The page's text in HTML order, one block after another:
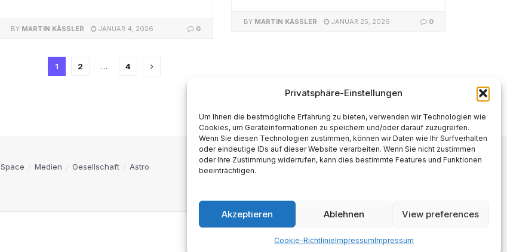
Privatsphäre-Einstellungen
Um Ihnen die bestmögliche Erfahrung zu bieten, verwenden wir Technologien wie
Cookies, um Geräteinformationen zu speichern und/oder darauf zuzugreifen.
Wenn Sie diesen Technologien zustimmen, können wir Daten wie Ihr Surfverhalten
oder eindeutige IDs auf dieser Website verarbeiten. Wenn Sie nicht zustimmen
oder Ihre Zustimmung widerrufen, kann dies bestimmte Features und Funktionen
beeinträchtigen.
Akzeptieren Ablehnen View preferences
Cookie-RichtlinieImpressumImpressum
BY MARTIN KÄSSLER JANUAR 25, 2026 0
BY MARTIN KÄSSLER JANUAR 4, 2026 0
1 2 … 4
Space Medien Gesellschaft Astro
Made with AI support. Als Amazon-